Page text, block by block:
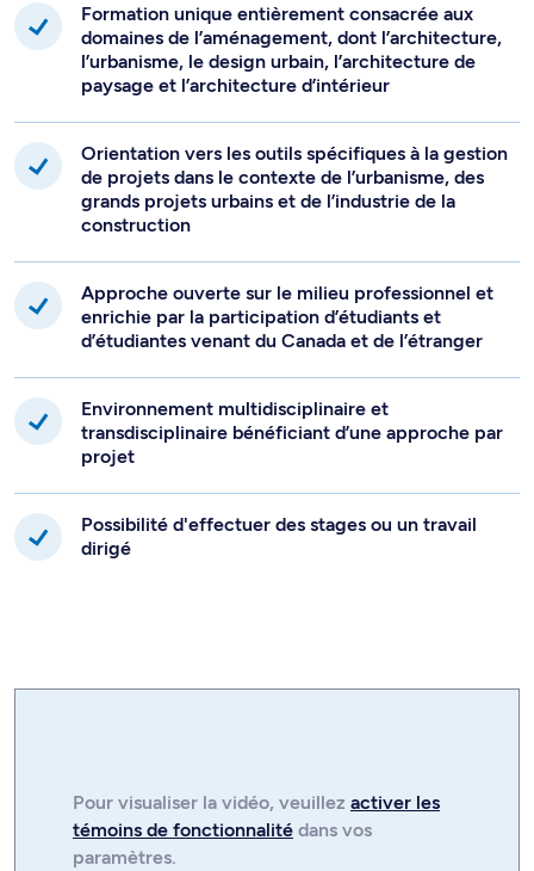
Formation unique entièrement consacrée aux
domaines de l’aménagement, dont l’architecture,
l’urbanisme, le design urbain, l’architecture de
paysage et l’architecture d’intérieur
Orientation vers les outils spécifiques à la gestion
de projets dans le contexte de l’urbanisme, des
grands projets urbains et de l’industrie de la
construction
Approche ouverte sur le milieu professionnel et
enrichie par la participation d’étudiants et
d’étudiantes venant du Canada et de l’étranger
Environnement multidisciplinaire et
transdisciplinaire bénéficiant d’une approche par
projet
Possibilité d'effectuer des stages ou un travail
dirigé
Pour visualiser la vidéo, veuillez activer les
témoins de fonctionnalité dans vos
paramètres.